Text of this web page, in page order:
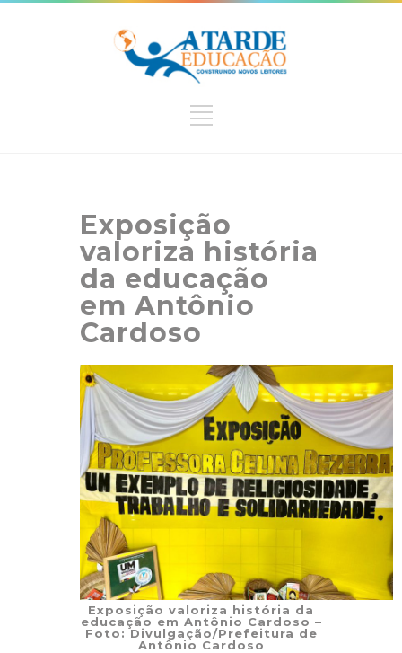
Exposição
valoriza história
da educação
em Antônio
Cardoso
Exposição valoriza história da
educação em Antônio Cardoso –
Foto: Divulgação/Prefeitura de
Antônio Cardoso